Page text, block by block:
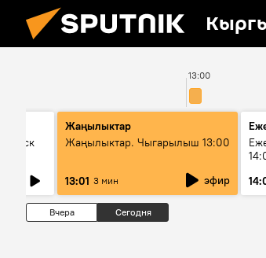
13:00
Жаңылыктар
Жаңылыктар. Чыгарылыш 13:00
13:01 3 мин эфир
Вчера Сегодня